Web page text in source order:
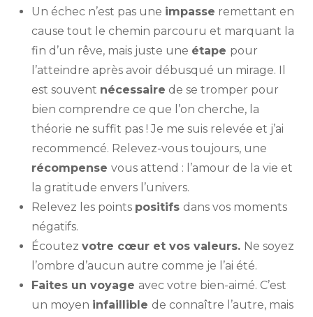
Un échec n’est pas une impasse remettant en
cause tout le chemin parcouru et marquant la
fin d’un rêve, mais juste une étape pour
l’atteindre après avoir débusqué un mirage. Il
est souvent nécessaire de se tromper pour
bien comprendre ce que l’on cherche, la
théorie ne suffit pas ! Je me suis relevée et j’ai
recommencé. Relevez-vous toujours, une
récompense vous attend : l’amour de la vie et
la gratitude envers l’univers.
Relevez les points positifs dans vos moments
négatifs.
Écoutez votre cœur et vos valeurs. Ne soyez
l’ombre d’aucun autre comme je l’ai été.
Faites un voyage avec votre bien-aimé. C’est
un moyen infaillible de connaître l’autre, mais